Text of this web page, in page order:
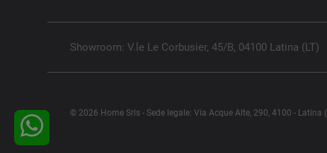
Showroom: V.le Le Corbusier, 45/B, 04100 Latina (LT)
© 2026 Home Srls - Sede legale: Via Acque Alte, 290, 4100 - Latina